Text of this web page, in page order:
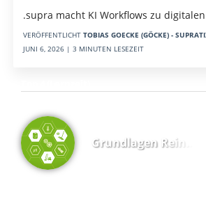
.supra macht KI Workflows zu
VERÖFFENTLICHT TOBIAS GOECKE (GÖCKE) -
JUNI 6, 2026 | 3 MINUTEN LESEZEIT
Grundlagen Rein…